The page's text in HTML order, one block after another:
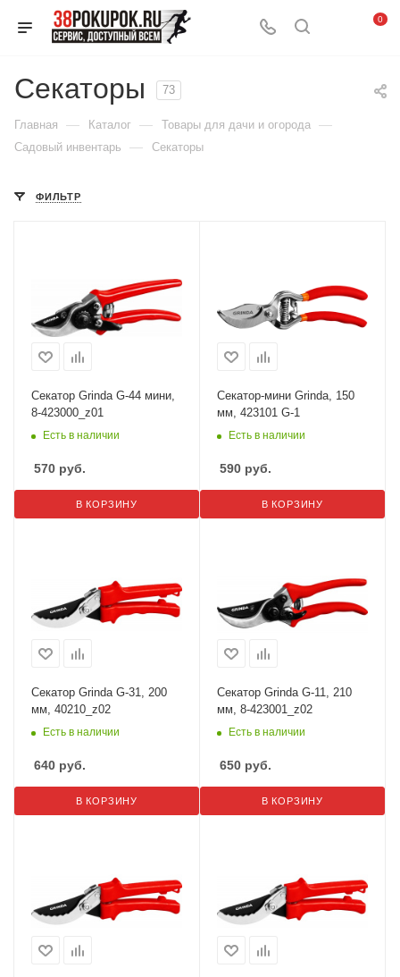
0
Секаторы 73
Главная — Каталог — Товары для дачи и огорода —
Садовый инвентарь — Секаторы
ФИЛЬТР
Секатор Grinda G-44 мини,
8-423000_z01
Есть в наличии
570 руб.
В КОРЗИНУ
Секатор-мини Grinda, 150
мм, 423101 G-1
Есть в наличии
590 руб.
В КОРЗИНУ
Секатор Grinda G-31, 200
мм, 40210_z02
Есть в наличии
640 руб.
В КОРЗИНУ
Секатор Grinda G-11, 210
мм, 8-423001_z02
Есть в наличии
650 руб.
В КОРЗИНУ